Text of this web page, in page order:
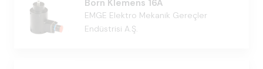
Born Klemens 16A
EMGE Elektro Mekanik Gereçler
Endüstrisi A.Ş.